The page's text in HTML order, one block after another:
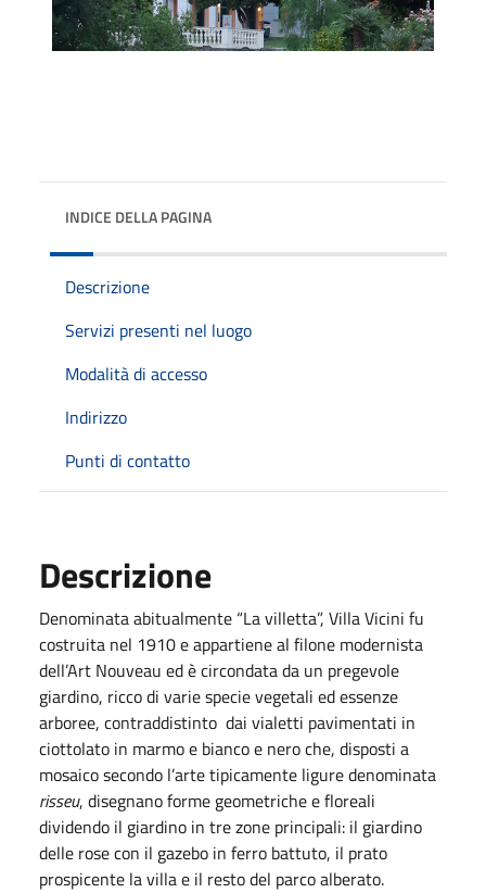
INDICE DELLA PAGINA
Descrizione
Servizi presenti nel luogo
Modalità di accesso
Indirizzo
Punti di contatto
Descrizione
Denominata abitualmente “La villetta”, Villa Vicini fu
costruita nel 1910 e appartiene al filone modernista
dell’Art Nouveau ed è circondata da un pregevole
giardino, ricco di varie specie vegetali ed essenze
arboree, contraddistinto dai vialetti pavimentati in
ciottolato in marmo e bianco e nero che, disposti a
mosaico secondo l’arte tipicamente ligure denominata
risseu, disegnano forme geometriche e floreali
dividendo il giardino in tre zone principali: il giardino
delle rose con il gazebo in ferro battuto, il prato
prospicente la villa e il resto del parco alberato.